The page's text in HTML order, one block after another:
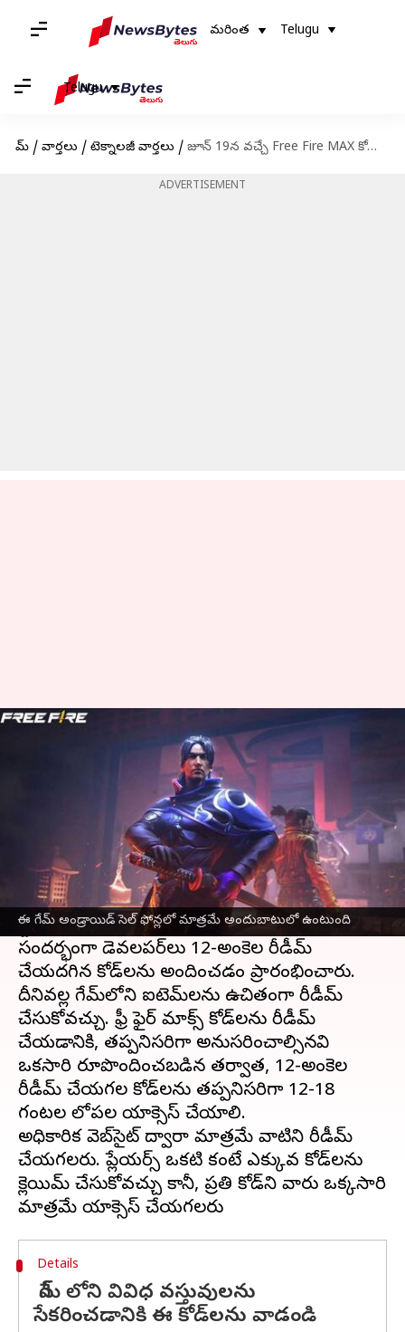
మరింత Telugu
Telugu
హోమ్ / వార్తలు / టెక్నాలజీ వార్తలు / జూన్ 19న వచ్చే Free Fire MAX కోడ్స్ రీడీమ్ విధానం
ADVERTISEMENT
ఈ గేమ్ అండ్రాయిడ్ సెల్ ఫోన్లలో మాత్రమే అందుబాటులో ఉంటుంది
జూన్ 19న వచ్చే Free Fire MAX కోడ్స్
రీడీమ్ విధానం
Jun 19, 2023 09:32 am
ఈ వార్తాకథనం ఏంటి
Garena సెప్టెంబర్ 2021లో కాస్మెటిక్ అప్‌లతోఫ్రీ ఫైర్
మాక్స్ని విడుదల చేసింది. ఈమధ్యే గూగుల్ ప్లే
స్టోర్‌లో 100 మిలియన్ డౌన్‌లోడ్‌లు చేరుకుంది. ఈ
సందర్భంగా డెవలపర్‌లు 12-అంకెల రీడీమ్
చేయదగిన కోడ్‌లను అందించడం ప్రారంభించారు.
దీనివల్ల గేమ్‌లోని ఐటెమ్‌లను ఉచితంగా రీడీమ్
చేసుకోవచ్చు. ఫ్రీ ఫైర్ మాక్స్ కోడ్‌లను రీడీమ్
చేయడానికి, తప్పనిసరిగా అనుసరించాల్సినవి
ఒకసారి రూపొందించబడిన తర్వాత, 12-అంకెల
రీడీమ్ చేయగల కోడ్‌లను తప్పనిసరిగా 12-18
గంటల లోపల యాక్సెస్ చేయాలి.
అధికారిక వెబ్‌సైట్ ద్వారా మాత్రమే వాటిని రీడీమ్
చేయగలరు. ప్లేయర్స్ ఒకటి కంటే ఎక్కువ కోడ్‌లను
క్లెయిమ్ చేసుకోవచ్చు కానీ, ప్రతి కోడ్‌ని వారు ఒక్కసారి
Details
గేమ్ లోని వివిధ వస్తువులను
సేకరించడానికి ఈ కోడ్‌లను వాడండి